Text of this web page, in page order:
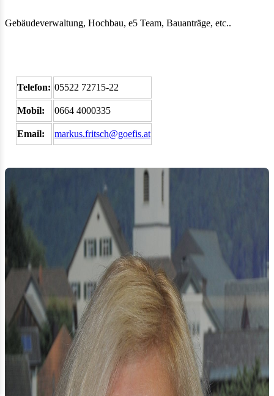
Gebäudeverwaltung, Hochbau, e5 Team, Bauanträge, etc..
Telefon: 05522 72715-22
Mobil: 0664 4000335
Email: markus.fritsch@goefis.at